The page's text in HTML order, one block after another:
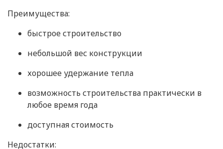
Преимущества:
быстрое строительство
небольшой вес конструкции
хорошее удержание тепла
возможность строительства практически в
любое время года
доступная стоимость
Недостатки: